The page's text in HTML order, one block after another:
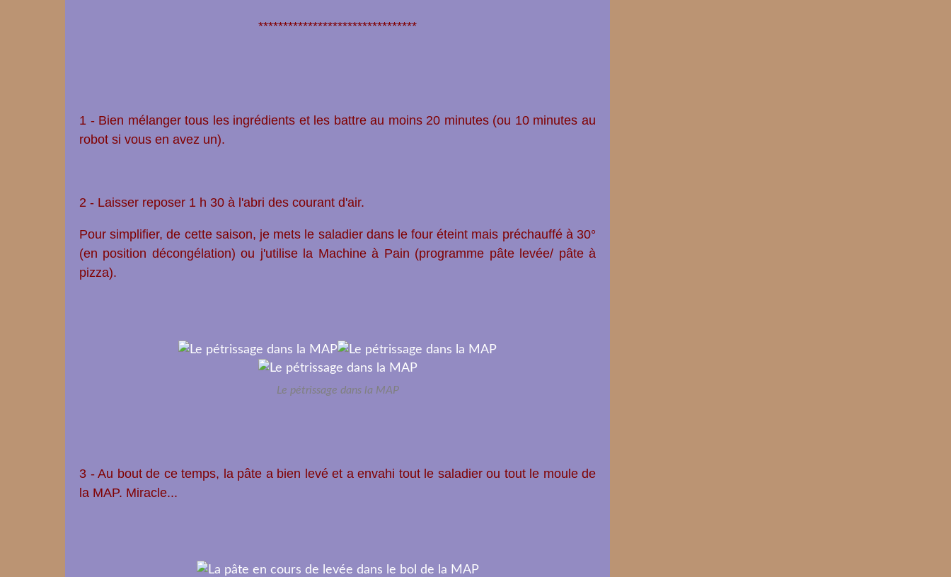
********************************
1 - Bien mélanger tous les ingrédients et les battre au moins 20 minutes (ou 10 minutes au
robot si vous en avez un).
2 - Laisser reposer 1 h 30 à l'abri des courant d'air.
Pour simplifier, de cette saison, je mets le saladier dans le four éteint mais préchauffé à 30°
(en position décongélation) ou j'utilise la Machine à Pain (programme pâte levée/ pâte à
pizza).
Le pétrissage dans la MAP
3 - Au bout de ce temps, la pâte a bien levé et a envahi tout le saladier ou tout le moule de
la MAP. Miracle...